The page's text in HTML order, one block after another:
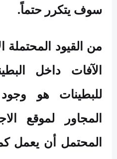
سوف يتكرر حتماً.
من القيود المحتملة
الآفات داخل
للبطينات هو
المجاور لموقع
المحتمل أن يعمل